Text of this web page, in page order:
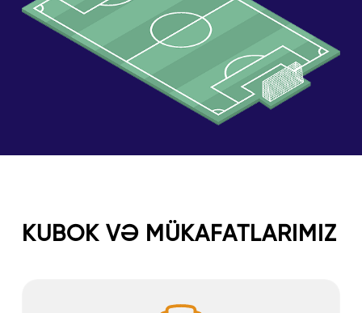
KUBOK VƏ MÜKAFATLARIMIZ